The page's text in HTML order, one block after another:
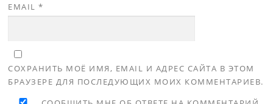
EMAIL*
СОХРАНИТЬ МОЁ ИМЯ, EMAIL И АДРЕС САЙТА В ЭТОМ
БРАУЗЕРЕ ДЛЯ ПОСЛЕДУЮЩИХ МОИХ КОММЕНТАРИЕВ.